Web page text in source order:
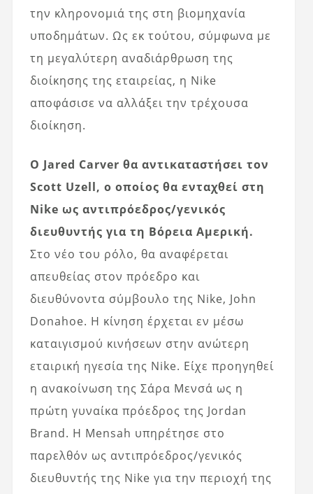
την κληρονομιά της στη βιομηχανία
υποδημάτων. Ως εκ τούτου, σύμφωνα με
τη μεγαλύτερη αναδιάρθρωση της
διοίκησης της εταιρείας, η Nike
αποφάσισε να αλλάξει την τρέχουσα
διοίκηση.
Ο Jared Carver θα αντικαταστήσει τον
Scott Uzell, ο οποίος θα ενταχθεί στη
Nike ως αντιπρόεδρος/γενικός
διευθυντής για τη Βόρεια Αμερική.
Στο νέο του ρόλο, θα αναφέρεται
απευθείας στον πρόεδρο και
διευθύνοντα σύμβουλο της Nike, John
Donahoe. Η κίνηση έρχεται εν μέσω
καταιγισμού κινήσεων στην ανώτερη
εταιρική ηγεσία της Nike. Είχε προηγηθεί
η ανακοίνωση της Σάρα Μενσά ως η
πρώτη γυναίκα πρόεδρος της Jordan
Brand. Η Mensah υπηρέτησε στο
παρελθόν ως αντιπρόεδρος/γενικός
διευθυντής της Nike για την περιοχή της